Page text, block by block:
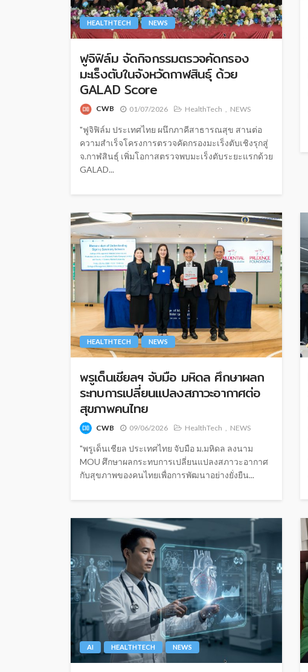
HEALTHTECH NEWS
ฟูจิฟิล์ม จัดกิจกรรมตรวจคัดกรอง
มะเร็งตับในจังหวัดกาฬสินธุ์ ด้วย
GALAD Score
CWB 01/07/2026 HealthTech NEWS
"ฟูจิฟิล์ม ประเทศไทย ผนึกภาคีสาธารณสุข สานต่อ
ความสำเร็จโครงการตรวจคัดกรองมะเร็งตับเชิงรุกสู่
จ.กาฬสินธุ์ เพิ่มโอกาสตรวจพบมะเร็งตับระยะแรกด้วย
GALAD...
HEALTHTECH NEWS
พรูเด็นเชียลฯ จับมือ มหิดล ศึกษาผลก
ระทบการเปลี่ยนแปลงสภาวะอากาศต่อ
สุขภาพคนไทย
CWB 09/06/2026 HealthTech NEWS
"พรูเด็นเชียล ประเทศไทย จับมือ ม.มหิดล ลงนาม
MOU ศึกษาผลกระทบการเปลี่ยนแปลงสภาวะอากาศ
กับสุขภาพของคนไทยเพื่อการพัฒนาอย่างยั่งยืน...
AI HEALTHTECH NEWS